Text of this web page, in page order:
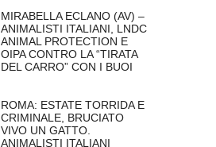
MIRABELLA ECLANO (AV) –
ANIMALISTI ITALIANI, LNDC
ANIMAL PROTECTION E
OIPA CONTRO LA “TIRATA
DEL CARRO” CON I BUOI
ROMA: ESTATE TORRIDA E
CRIMINALE, BRUCIATO
VIVO UN GATTO.
ANIMALISTI ITALIANI